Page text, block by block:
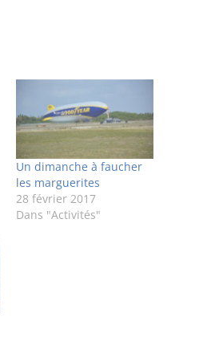
Un dimanche à faucher
les marguerites
28 février 2017
Dans "Activités"